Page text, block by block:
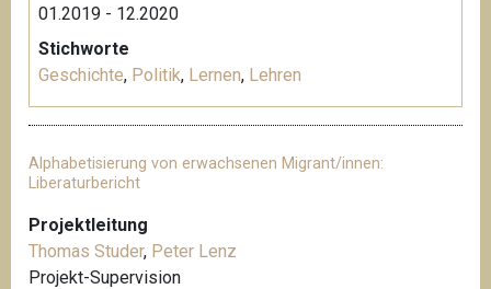
01.2019 - 12.2020
Stichworte
Geschichte, Politik, Lernen, Lehren
Alphabetisierung von erwachsenen Migrant/innen:
Liberaturbericht
Projektleitung
Thomas Studer, Peter Lenz
Projekt-Supervision